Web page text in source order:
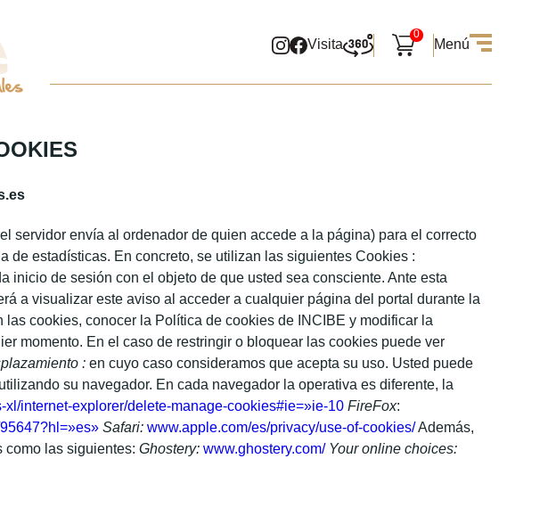
Visita
0
Menú
servidor envía al ordenador de quien accede a la página) para el correcto
estadísticas. En concreto, se utilizan las siguientes Cookies :
inicio de sesión con el objeto de que usted sea consciente. Ante esta
a visualizar este aviso al acceder a cualquier página del portal durante la
cookies, conocer la Política de cookies de INCIBE y modificar la
momento. En el caso de restringir o bloquear las cookies puede ver
: en cuyo caso consideramos que acepta su uso. Usted puede
su navegador. En cada navegador la operativa es diferente, la
xl/internet-explorer/delete-manage-cookies#ie=»ie-10 FireFox:
Safari: www.apple.com/es/privacy/use-of-cookies/Además,
como las siguientes: Ghostery: www.ghostery.com/ Your online choices: